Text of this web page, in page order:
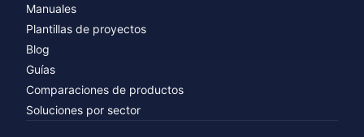
Manuales
Plantillas de proyectos
Blog
Guías
Comparaciones de productos
Soluciones por sector